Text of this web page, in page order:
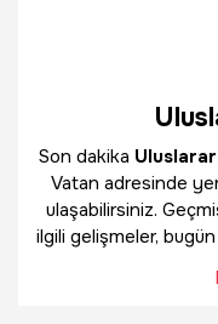
Son dakika
Vatan adresinde
ulaşabilirsiniz.
ilgili gelişmeler,